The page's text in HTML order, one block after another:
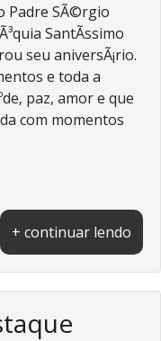
Padre SÃ©rgio
SantÃ­ssimo
seu aniversÃ¡rio.
e toda a
paz, amor e que
com momentos
+ continuar lendo